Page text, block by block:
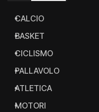
CALCIO
BASKET
CICLISMO
PALLAVOLO
ATLETICA
MOTORI